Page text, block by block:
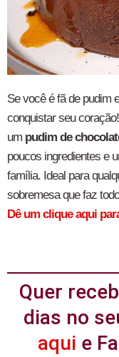
Se você é fã de pudim
conquistar seu
um pudim de
poucos ingredientes e
família. Ideal para
sobremesa que faz
Dê um clique aqui
Quer
dias no
aqui e